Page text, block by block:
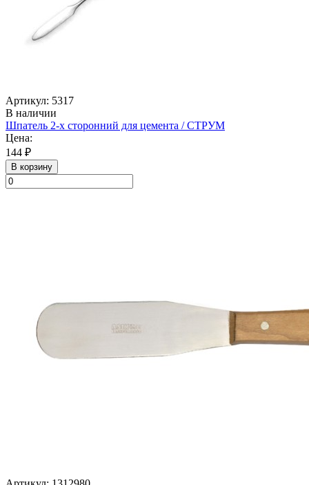
Артикул: 5317
В наличии
Шпатель 2-х сторонний для цемента / СТРУМ
Цена:
144 ₽
В корзину